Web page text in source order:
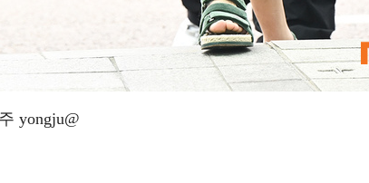
yongju@